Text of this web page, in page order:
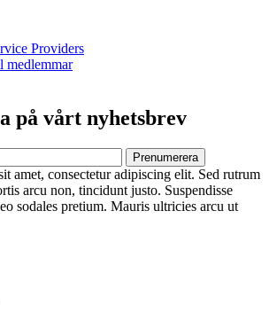
Providers
medlemmar
på vårt nyhetsbrev
Prenumerera
amet, consectetur adipiscing elit. Sed rutrum
arcu non, tincidunt justo. Suspendisse
sodales pretium. Mauris ultricies arcu ut